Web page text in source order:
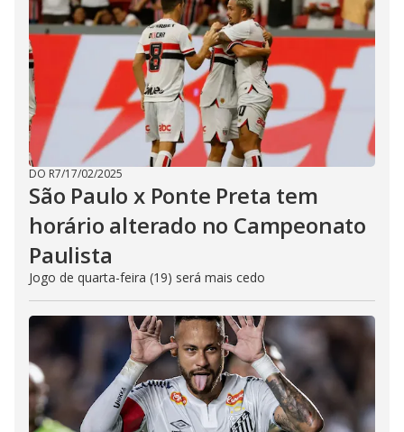
DO R7/17/02/2025
São Paulo x Ponte Preta tem
horário alterado no Campeonato
Paulista
Jogo de quarta-feira (19) será mais cedo